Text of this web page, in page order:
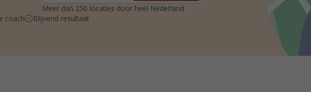
Meer dan 250 locaties door heel Nederland
coach Blijvend resultaat